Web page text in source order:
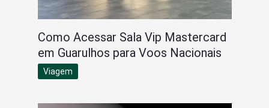
Como Acessar Sala Vip Mastercard
em Guarulhos para Voos Nacionais
Viagem